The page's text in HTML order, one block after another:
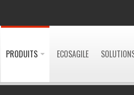
PRODUITS ECOSAGILE